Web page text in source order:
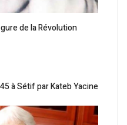
de la Révolution
à Sétif par Kateb Yacine